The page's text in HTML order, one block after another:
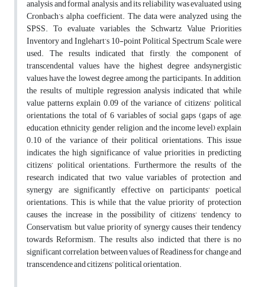
analysis and formal analysis, and its reliability was evaluated using
Cronbach’s alpha coefficient. The data were analyzed using the
SPSS. To evaluate variables, the Schwartz Value Priorities
Inventory and Inglehart’s 10-point Political Spectrum Scale were
used. The results indicated that firstly, the component of
transcendental values have the highest degree andsynergistic
values have the lowest degree among the participants. In addition,
the results of multiple regression analysis indicated that while
value patterns explain 0.09 of the variance of citizens’ political
orientations, the total of 6 variables of social gaps (gaps of age,
education, ethnicity, gender, religion, and the income level) explain
0.10 of the variance of their political orientations. This issue
indicates the high significance of value priorities in predicting
citizens’ political orientations. Furthermore, the results of the
research indicated that two value variables of protection and
synergy are significantly effective on participants’ poetical
orientations. This is while that the value priority of protection
causes the increase in the possibility of citizens’ tendency to
Conservatism, but value priority of synergy causes their tendency
towards Reformism. The results also indicted that there is no
significant correlation between values of Readiness for change and
transcendence and citizens’ political orientation.